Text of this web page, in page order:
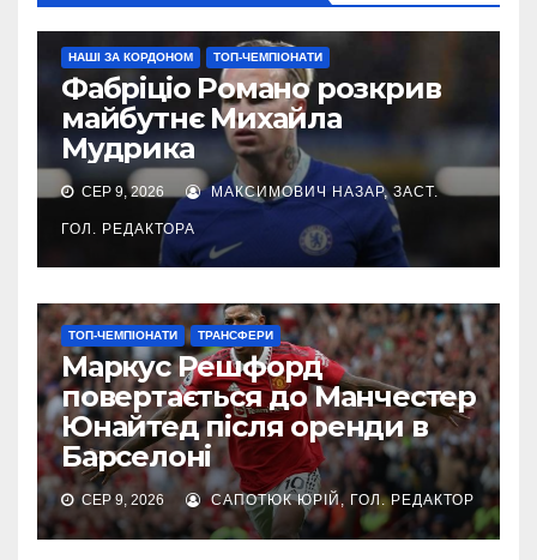
НАШІ ЗА КОРДОНОМ ТОП-ЧЕМПІОНАТИ
Фабріціо Романо розкрив
майбутнє Михайла
Мудрика
СЕР 9, 2026 МАКСИМОВИЧ НАЗАР, ЗАСТ.
ГОЛ. РЕДАКТОРА
ТОП-ЧЕМПІОНАТИ ТРАНСФЕРИ
Маркус Решфорд
повертається до Манчестер
Юнайтед після оренди в
Барселоні
СЕР 9, 2026 САПОТЮК ЮРІЙ, ГОЛ. РЕДАКТОР